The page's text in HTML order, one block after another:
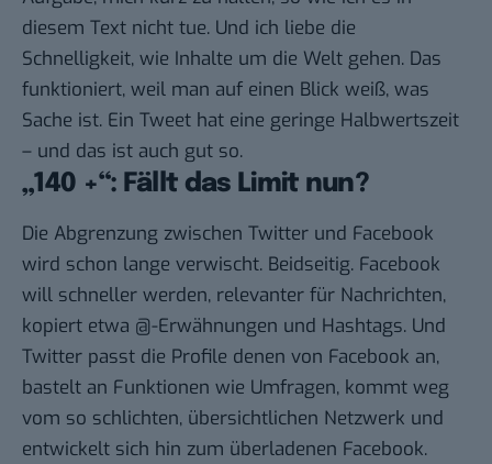
diesem Text nicht tue. Und ich liebe die
Schnelligkeit, wie Inhalte um die Welt gehen. Das
funktioniert, weil man auf einen Blick weiß, was
Sache ist. Ein Tweet hat eine geringe Halbwertszeit
– und das ist auch gut so.
„140 +“: Fällt das Limit nun?
Die Abgrenzung zwischen Twitter und Facebook
wird schon lange verwischt. Beidseitig. Facebook
will schneller werden, relevanter für Nachrichten,
kopiert etwa @-Erwähnungen und Hashtags. Und
Twitter passt die Profile denen von Facebook an,
bastelt an Funktionen wie Umfragen, kommt weg
vom so schlichten, übersichtlichen Netzwerk und
entwickelt sich hin zum überladenen Facebook.